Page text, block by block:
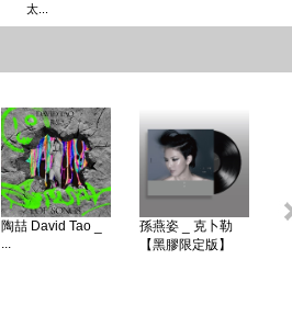
太...
陶喆 David Tao _
...
孫燕姿 _ 克卜勒
【黑膠限定版】